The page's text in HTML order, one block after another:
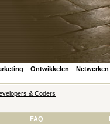
Ontwikkelen Netwerken
& Coders
FAQ